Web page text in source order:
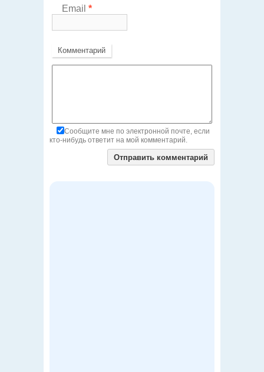
Email *
Комментарий
Сообщите мне по электронной почте, если
кто-нибудь ответит на мой комментарий.